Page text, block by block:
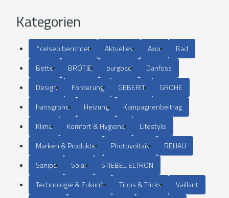
Kategorien
°celseo berichtet Aktuelles Axor
Bad
Bette
BRÖTJE burgbad
Danfoss
Design
Förderung GEBERIT
GROHE
hansgrohe
Heizung
Kampagnenbeitrag
Klima
Komfort & Hygiene
Lifestyle
Marken & Produkte
Photovoltaik
REHAU
Sanipa
Solar
STIEBEL ELTRON
Technologie & Zukunft
Tipps & Tricks
Vaillant